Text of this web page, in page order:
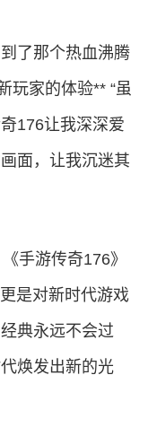
了那个热血沸腾
玩家的体验** “虽
176让我深深爱
面，让我沉迷其
手游传奇176》
是对新时代游戏
典永远不会过
焕发出新的光